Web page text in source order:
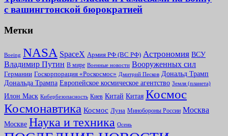
с вашингтонской бюрократией
Метки
Boeing NASA SpaceX Армия РФ (ВС РФ) Астрономия ВСУ
Владимир Путин В мире Военные новости Вооруженных сил
Германии Госкорпорация «Роскосмос» Дмитрий Песков Дональд Трамп
Дональда Трампа Европейское космическое агентство Земля (планета)
Илон Маск Кибербезопасность Киев Китай Китая Космоc
Космонавтика Космос Луна Минобороны России Москва
Москве Наука и техника Осень